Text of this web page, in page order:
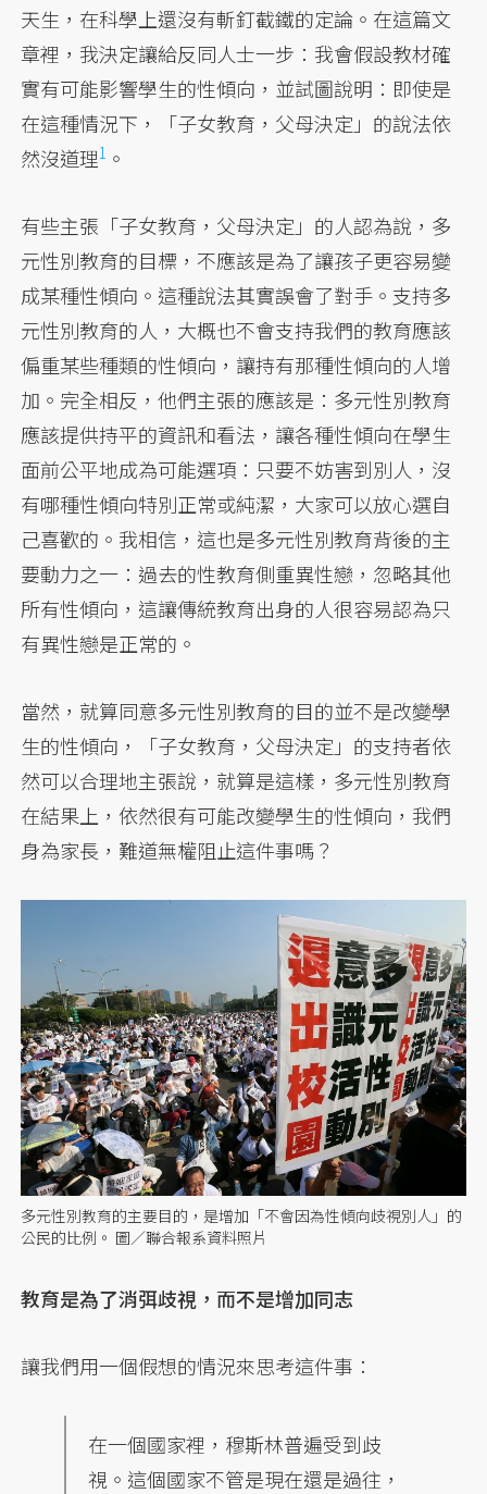
天生，在科學上還沒有斬釘截鐵的定論。在這篇文
章裡，我決定讓給反同人士一步：我會假設教材確
實有可能影響學生的性傾向，並試圖說明：即使是
在這種情況下，「子女教育，父母決定」的說法依
然沒道理1 。
有些主張「子女教育，父母決定」的人認為說，多
元性別教育的目標，不應該是為了讓孩子更容易變
成某種性傾向。這種說法其實誤會了對手。支持多
元性別教育的人，大概也不會支持我們的教育應該
偏重某些種類的性傾向，讓持有那種性傾向的人增
加。完全相反，他們主張的應該是：多元性別教育
應該提供持平的資訊和看法，讓各種性傾向在學生
面前公平地成為可能選項：只要不妨害到別人，沒
有哪種性傾向特別正常或純潔，大家可以放心選自
己喜歡的。我相信，這也是多元性別教育背後的主
要動力之一：過去的性教育側重異性戀，忽略其他
所有性傾向，這讓傳統教育出身的人很容易認為只
有異性戀是正常的。
當然，就算同意多元性別教育的目的並不是改變學
生的性傾向，「子女教育，父母決定」的支持者依
然可以合理地主張說，就算是這樣，多元性別教育
在結果上，依然很有可能改變學生的性傾向，我們
身為家長，難道無權阻止這件事嗎？
多元性別教育的主要目的，是增加「不會因為性傾向歧視別人」的
公民的比例。 圖／聯合報系資料照片
教育是為了消弭歧視，而不是增加同志
讓我們用一個假想的情況來思考這件事：
在一個國家裡，穆斯林普遍受到歧
視。這個國家不管是現在還是過往，